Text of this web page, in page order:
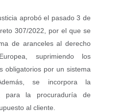
aprobó el pasado 3 de
307/2022, por el que se
de aranceles al derecho
suprimiendo los
obligatorios por un sistema
se incorpora la
para la procuraduría de
al cliente.